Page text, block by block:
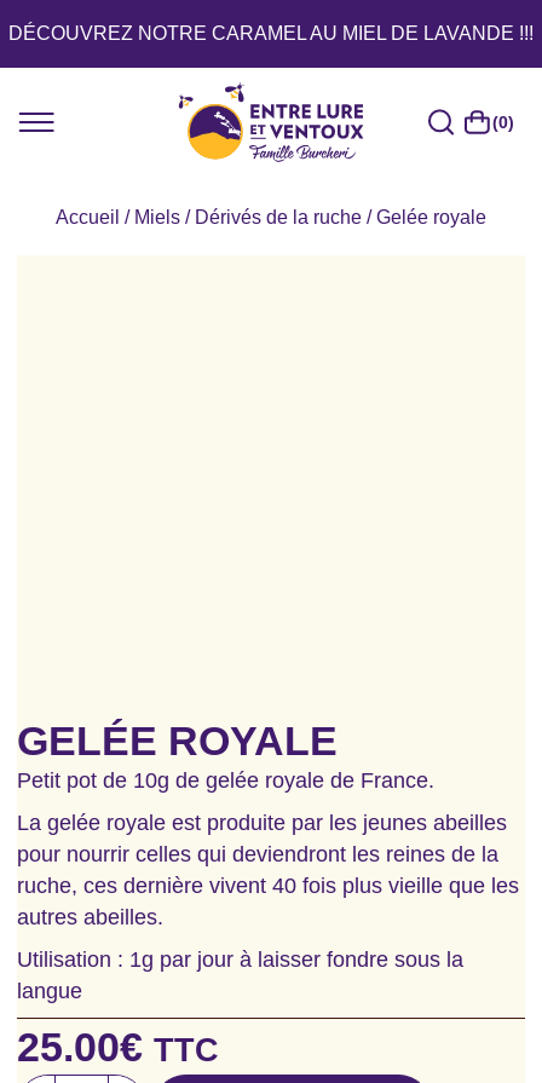
DÉCOUVREZ NOTRE CARAMEL AU MIEL DE LAVANDE !!!
(0)
Accueil / Miels / Dérivés de la ruche / Gelée royale
GELÉE ROYALE
Petit pot de 10g de gelée royale de France.
La gelée royale est produite par les jeunes abeilles
pour nourrir celles qui deviendront les reines de la
ruche, ces dernière vivent 40 fois plus vieille que les
autres abeilles.
Utilisation : 1g par jour à laisser fondre sous la
langue
25.00€ TTC